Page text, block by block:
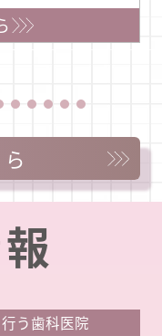
通行が多くわかり
クビルからの駐車
院では負いかねま
う歯科医院